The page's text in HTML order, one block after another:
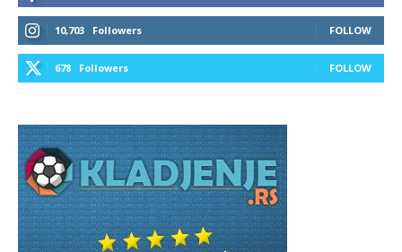
10,703 Followers FOLLOW
678 Followers FOLLOW